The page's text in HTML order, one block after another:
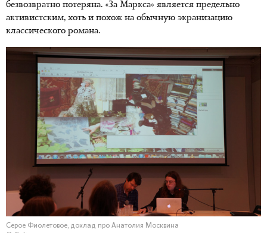
безвозвратно потеряна. «За Маркса» является предельно
активистским, хоть и похож на обычную экранизацию
классического романа.
Серое Фиолетовое, доклад про Анатолия Москвина